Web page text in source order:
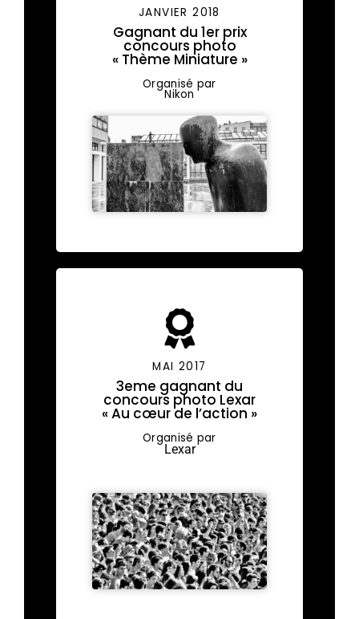
JANVIER 2018
Gagnant du 1er prix
concours photo
« Thème Miniature »
Organisé par
Nikon
MAI 2017
3eme gagnant du
concours photo Lexar
« Au cœur de l’action »
Organisé par
Lexar